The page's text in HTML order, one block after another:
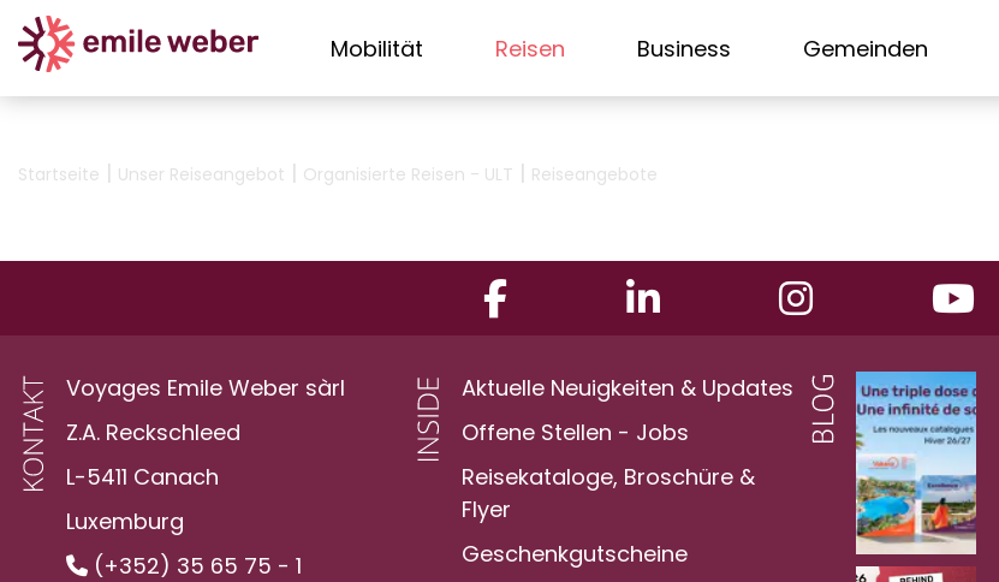
Mobilität Reisen Business Gemeinden
Startseite | Unser Reiseangebot | Organisierte Reisen - ULT | Reiseangebote
Voyages Emile Weber sàrl
Z.A. Reckschleed
L-5411 Canach
Luxemburg
(+352) 35 65 75 - 1
Aktuelle Neuigkeiten & Updates
Offene Stellen - Jobs
Reisekataloge, Broschüre &
Flyer
Geschenkgutscheine